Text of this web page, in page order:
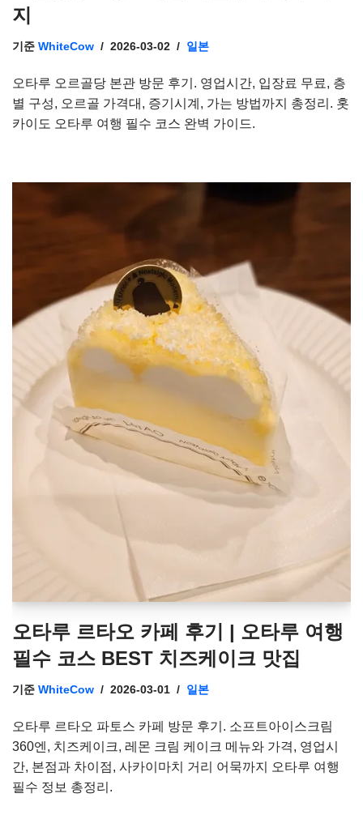
지
기준 WhiteCow 2026-03-02 일본
오타루 오르골당 본관 방문 후기. 영업시간, 입장료 무료, 층
별 구성, 오르골 가격대, 증기시계, 가는 방법까지 총정리. 홋
카이도 오타루 여행 필수 코스 완벽 가이드.
오타루 르타오 카페 후기 | 오타루 여행
필수 코스 BEST 치즈케이크 맛집
기준 WhiteCow 2026-03-01 일본
오타루 르타오 파토스 카페 방문 후기. 소프트아이스크림
360엔, 치즈케이크, 레몬 크림 케이크 메뉴와 가격, 영업시
간, 본점과 차이점, 사카이마치 거리 어묵까지 오타루 여행
필수 정보 총정리.